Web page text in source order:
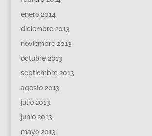
enero 2014
diciembre 2013
noviembre 2013
octubre 2013
septiembre 2013
agosto 2013
julio 2013
junio 2013
mayo 2013